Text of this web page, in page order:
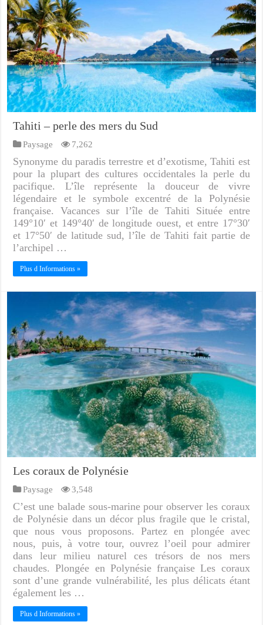
Tahiti – perle des mers du Sud
Paysage 7,262
Synonyme du paradis terrestre et d’exotisme, Tahiti est
pour la plupart des cultures occidentales la perle du
pacifique. L’île représente la douceur de vivre
légendaire et le symbole excentré de la Polynésie
française. Vacances sur l’île de Tahiti Située entre
149°10′ et 149°40′ de longitude ouest, et entre 17°30′
et 17°50′ de latitude sud, l’île de Tahiti fait partie de
l’archipel …
Plus d Informations »
Les coraux de Polynésie
Paysage 3,548
C’est une balade sous-marine pour observer les coraux
de Polynésie dans un décor plus fragile que le cristal,
que nous vous proposons. Partez en plongée avec
nous, puis, à votre tour, ouvrez l’oeil pour admirer
dans leur milieu naturel ces trésors de nos mers
chaudes. Plongée en Polynésie française Les coraux
sont d’une grande vulnérabilité, les plus délicats étant
également les …
Plus d Informations »